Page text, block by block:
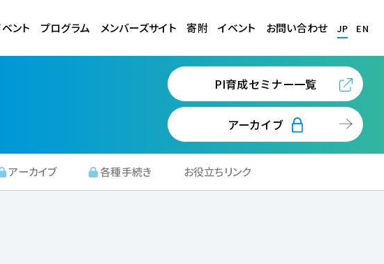
ント プログラム メンバーズサイト 寄附 イベント お問い合わせ JP EN
アーカイブ 各種手続き お役立ちリンク
PI育成セミナー一覧
アーカイブ